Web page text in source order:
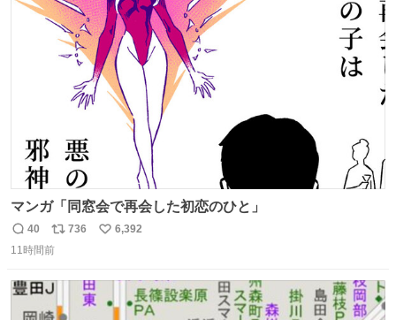
ト
数
数
マンガ「同窓会で再会した初恋のひと」
返
信
40
リ
ポ
ト
数
736
い
6,392
11時間前